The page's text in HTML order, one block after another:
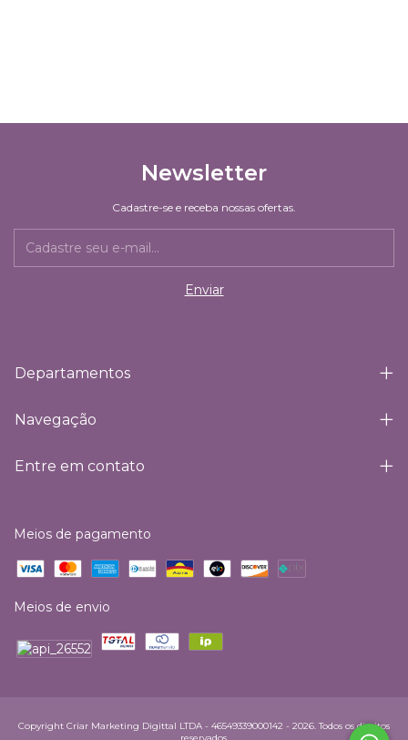
Newsletter
Cadastre-se e receba nossas ofertas.
Departamentos
Navegação
Entre em contato
Meios de pagamento
Meios de envio
Copyright Criar Marketing Digittal LTDA - 46549339000142 - 2026. Todos os direitos